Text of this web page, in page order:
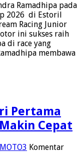
Ramadhipa pada
2026 di Estoril
Racing Junior
ini sukses raih
di race yang
membawa
Pertama
Cepat
MOTO3 Komentar